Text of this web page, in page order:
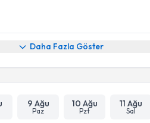
Daha Fazla Göster
9 Ağu
Paz
10 Ağu
Pzt
11 Ağu
Sal